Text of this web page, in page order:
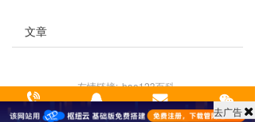
文章
拨打热线 来电咨询 关于我们 微信zx
友情链接: hao123百科
支持
反馈 关注 数据 去广告